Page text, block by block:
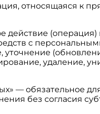
относящаяся к
действие
с
уточнение
удаление,
—
без согласия